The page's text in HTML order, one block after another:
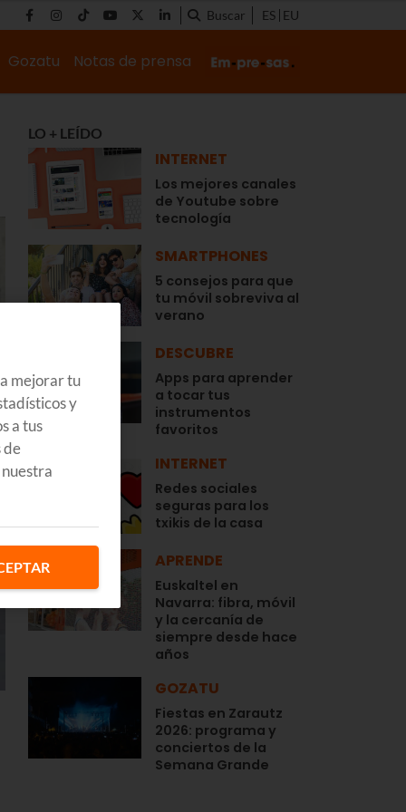
Buscar ES EU
Gozatu Notas de prensa
LO + LEÍDO
INTERNET
Los mejores canales
de Youtube sobre
tecnología
SMARTPHONES
5 consejos para que
tu móvil sobreviva al
verano
DESCUBRE
Apps para aprender
a tocar tus
instrumentos
favoritos
INTERNET
Redes sociales
seguras para los
txikis de la casa
APRENDE
Euskaltel en
Navarra: fibra, móvil
y la cercanía de
siempre desde hace
años
GOZATU
Fiestas en Zarautz
2026: programa y
conciertos de la
Semana Grande
mejorar tu
y
a tus
de